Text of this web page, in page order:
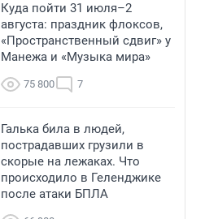
Куда пойти 31 июля–2
августа: праздник флоксов,
«Пространственный сдвиг» у
Манежа и «Музыка мира»
75 800 7
Галька била в людей,
пострадавших грузили в
скорые на лежаках. Что
происходило в Геленджике
после атаки БПЛА